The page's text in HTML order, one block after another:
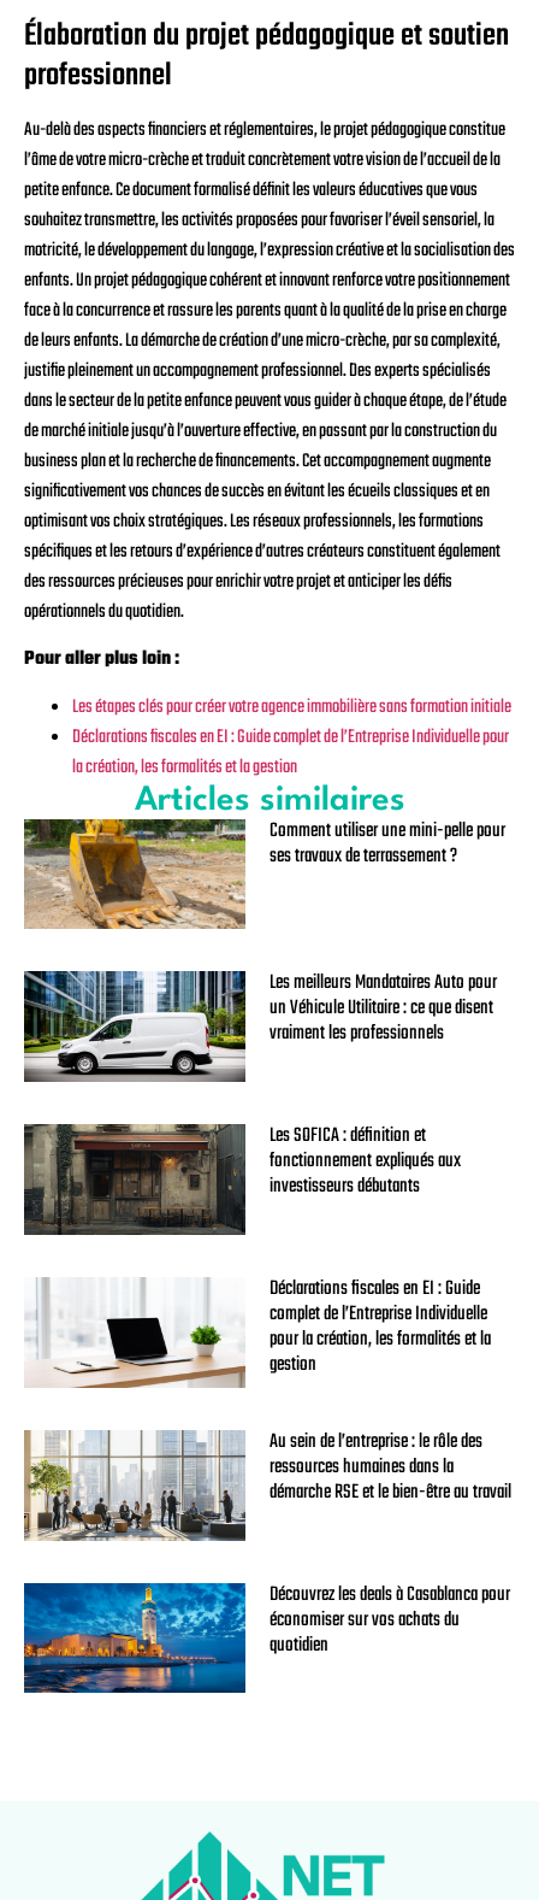
Élaboration du projet pédagogique et soutien
professionnel
Au-delà des aspects financiers et réglementaires, le projet pédagogique constitue
l’âme de votre micro-crèche et traduit concrètement votre vision de l’accueil de la
petite enfance. Ce document formalisé définit les valeurs éducatives que vous
souhaitez transmettre, les activités proposées pour favoriser l’éveil sensoriel, la
motricité, le développement du langage, l’expression créative et la socialisation des
enfants. Un projet pédagogique cohérent et innovant renforce votre positionnement
face à la concurrence et rassure les parents quant à la qualité de la prise en charge
de leurs enfants. La démarche de création d’une micro-crèche, par sa complexité,
justifie pleinement un accompagnement professionnel. Des experts spécialisés
dans le secteur de la petite enfance peuvent vous guider à chaque étape, de l’étude
de marché initiale jusqu’à l’ouverture effective, en passant par la construction du
business plan et la recherche de financements. Cet accompagnement augmente
significativement vos chances de succès en évitant les écueils classiques et en
optimisant vos choix stratégiques. Les réseaux professionnels, les formations
spécifiques et les retours d’expérience d’autres créateurs constituent également
des ressources précieuses pour enrichir votre projet et anticiper les défis
opérationnels du quotidien.
Pour aller plus loin :
Les étapes clés pour créer votre agence immobilière sans formation initiale
Déclarations fiscales en EI : Guide complet de l’Entreprise Individuelle pour
la création, les formalités et la gestion
Articles similaires
Comment utiliser une mini-pelle pour
ses travaux de terrassement ?
Les meilleurs Mandataires Auto pour
un Véhicule Utilitaire : ce que disent
vraiment les professionnels
Les SOFICA : définition et
fonctionnement expliqués aux
investisseurs débutants
Déclarations fiscales en EI : Guide
complet de l’Entreprise Individuelle
pour la création, les formalités et la
gestion
Au sein de l’entreprise : le rôle des
ressources humaines dans la
démarche RSE et le bien-être au travail
Découvrez les deals à Casablanca pour
économiser sur vos achats du
quotidien